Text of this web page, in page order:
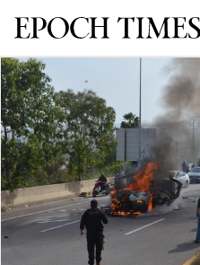
Svenska Epoch Times